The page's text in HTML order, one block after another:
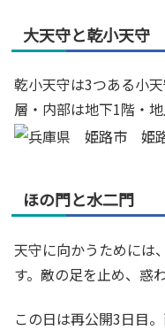
大天守と乾小天守
乾小天守は3つある小
層・内部は地下1階・
ほの門と水二門
天守に向かうためには
す。敵の足を止め、惑
この日は再公開3日目